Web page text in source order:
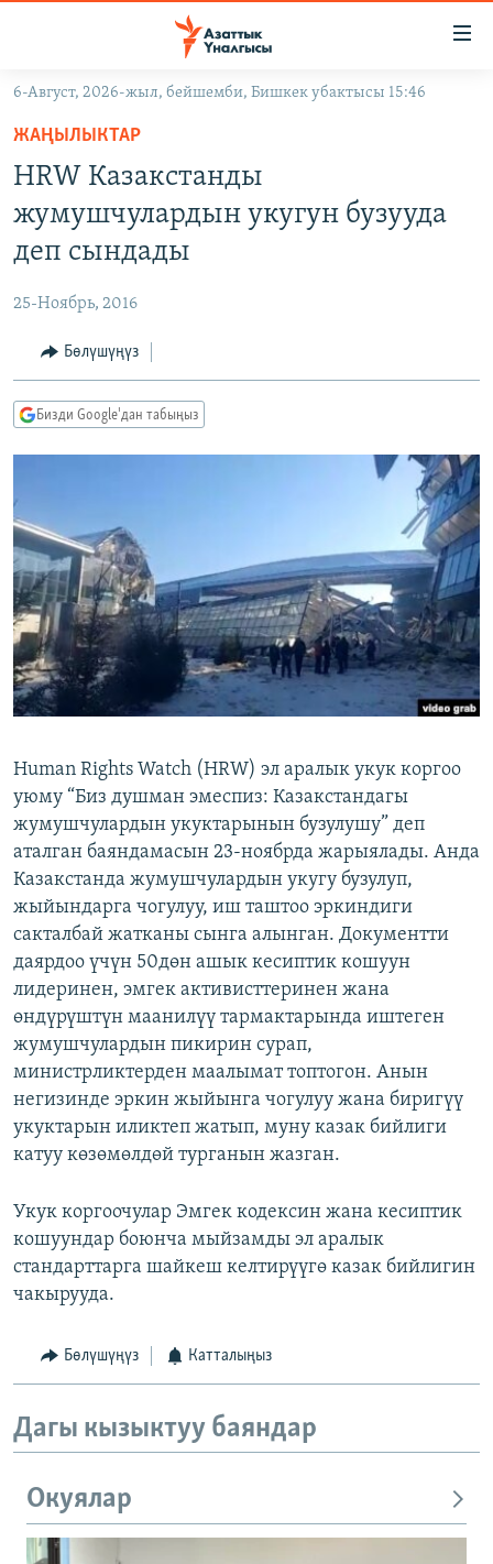
Навигацияга
өтүңүз
Издөөгө
салыңыз
МАДАНИЯТ
УКРАИНА
ТВ ПРОГРАММАЛАР
БҮГҮН АЗАТТЫКТА
АЗАТТЫК+
ЫҢГАЙСЫЗ СУРООЛОР
ПОДКАСТ
Русский
ЭЕ/АРнун бардык сайттары
6-Август, 2026-жыл, бейшемби, Бишкек убактысы 15:46
ЖАҢЫЛЫКТАР
HRW Казакстанды
жумушчулардын укугун бузууда
деп сындады
25-Ноябрь, 2016
Бөлүшүңүз
Бизди Google'дан табыңыз
Human Rights Watch (HRW) эл аралык укук коргоо
уюму “Биз душман эмеспиз: Казакстандагы
жумушчулардын укуктарынын бузулушу” деп
аталган баяндамасын 23-ноябрда жарыялады. Анда
Казакстанда жумушчулардын укугу бузулуп,
жыйындарга чогулуу, иш таштоо эркиндиги
сакталбай жатканы сынга алынган. Документти
даярдоо үчүн 50дөн ашык кесиптик кошуун
лидеринен, эмгек активисттеринен жана
өндүрүштүн маанилүү тармактарында иштеген
жумушчулардын пикирин сурап,
министрликтерден маалымат топтогон. Анын
негизинде эркин жыйынга чогулуу жана биригүү
укуктарын иликтеп жатып, муну казак бийлиги
катуу көзөмөлдөй турганын жазган.
Укук коргоочулар Эмгек кодексин жана кесиптик
кошуундар боюнча мыйзамды эл аралык
стандарттарга шайкеш келтирүүгө казак бийлигин
чакырууда.
Бөлүшүңүз Катталыңыз
Дагы кызыктуу баяндар
Окуялар